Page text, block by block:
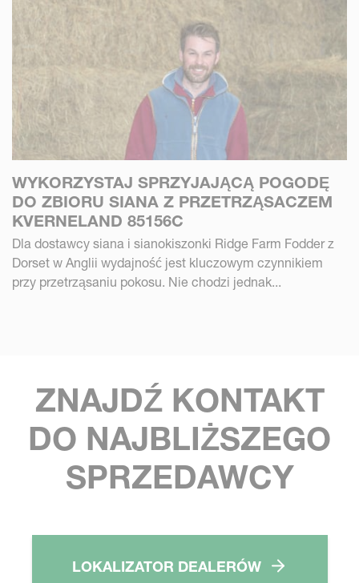
WYKORZYSTAJ SPRZYJAJĄCĄ POGODĘ
DO ZBIORU SIANA Z PRZETRZĄSACZEM
KVERNELAND 85156C
Dla dostawcy siana i sianokiszonki Ridge Farm Fodder z
Dorset w Anglii wydajność jest kluczowym czynnikiem
przy przetrząsaniu pokosu. Nie chodzi jednak...
ZNAJDŹ KONTAKT
DO NAJBLIŻSZEGO
SPRZEDAWCY
LOKALIZATOR DEALERÓW